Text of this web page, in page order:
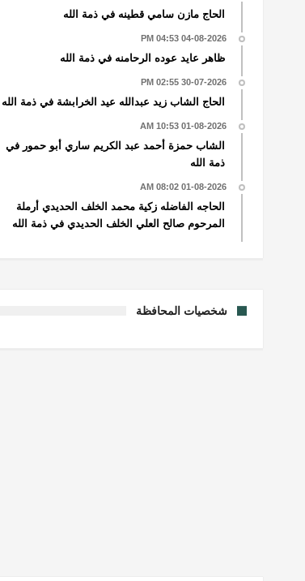
الحاج مازن سامي قطينه في ذمة الله
04-08-2026 04:53 PM
ظاهر عايد عوده الرحامنه في ذمة الله
30-07-2026 02:55 PM
الحاج الشاب زيد عبدالله عيد الخرابشة في ذمة الله
01-08-2026 10:53 AM
الشاب حمزة أحمد عبد الكريم ساري أبو حمور في
ذمة الله
01-08-2026 08:02 AM
الحاجه الفاضله زكية محمد الخلف الحديدي أرملة
المرحوم صالح العلي الخلف الحديدي في ذمة الله
شخصيات المحافظة